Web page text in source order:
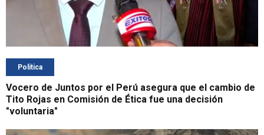
Política
Vocero de Juntos por el Perú asegura que el cambio de
Tito Rojas en Comisión de Ética fue una decisión
"voluntaria"